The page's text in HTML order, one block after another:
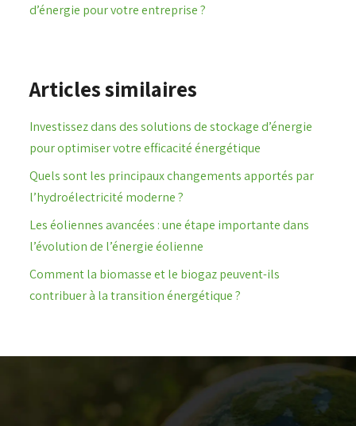
d’énergie pour votre entreprise ?
Articles similaires
Investissez dans des solutions de stockage d’énergie
pour optimiser votre efficacité énergétique
Quels sont les principaux changements apportés par
l’hydroélectricité moderne ?
Les éoliennes avancées : une étape importante dans
l’évolution de l’énergie éolienne
Comment la biomasse et le biogaz peuvent-ils
contribuer à la transition énergétique ?